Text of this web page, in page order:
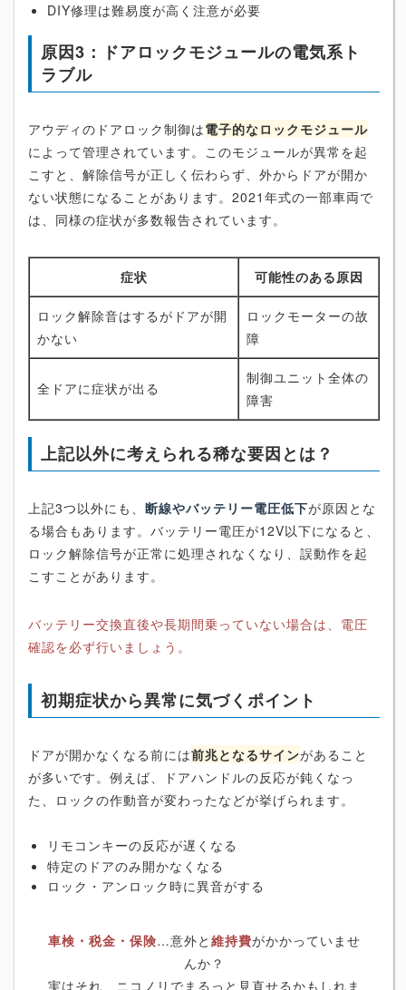
DIY修理は難易度が高く注意が必要
原因3：ドアロックモジュールの電気系ト
ラブル
アウディのドアロック制御は電子的なロックモジュール
によって管理されています。このモジュールが異常を起
こすと、解除信号が正しく伝わらず、外からドアが開か
ない状態になることがあります。2021年式の一部車両で
は、同様の症状が多数報告されています。
症状 可能性のある原因
ロック解除音はするがドアが開
かない
ロックモーターの故
障
全ドアに症状が出る
制御ユニット全体の
障害
上記以外に考えられる稀な要因とは？
上記3つ以外にも、 断線やバッテリー電圧低下が原因とな
る場合もあります。バッテリー電圧が12V以下になると、
ロック解除信号が正常に処理されなくなり、誤動作を起
こすことがあります。
バッテリー交換直後や長期間乗っていない場合は、電圧
確認を必ず行いましょう。
初期症状から異常に気づくポイント
ドアが開かなくなる前には前兆となるサインがあること
が多いです。例えば、ドアハンドルの反応が鈍くなっ
た、ロックの作動音が変わったなどが挙げられます。
リモコンキーの反応が遅くなる
特定のドアのみ開かなくなる
ロック・アンロック時に異音がする
車検・税金・保険…意外と 維持費がかかっていませ
んか？
実はそれ、ニコノリでまるっと見直せるかもしれま